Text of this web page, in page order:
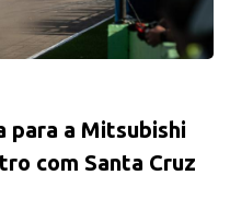
para a Mitsubishi
com Santa Cruz